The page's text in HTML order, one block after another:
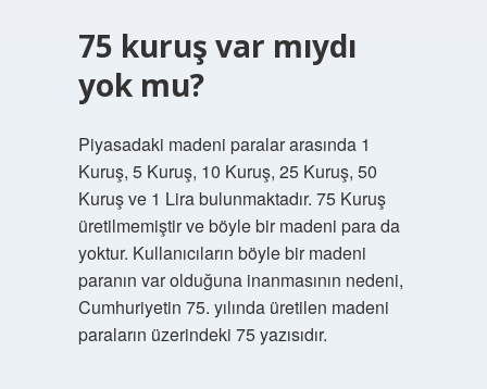
75 kuruş var mıydı
yok mu?
Piyasadaki madeni paralar arasında 1
Kuruş, 5 Kuruş, 10 Kuruş, 25 Kuruş, 50
Kuruş ve 1 Lira bulunmaktadır. 75 Kuruş
üretilmemiştir ve böyle bir madeni para da
yoktur. Kullanıcıların böyle bir madeni
paranın var olduğuna inanmasının nedeni,
Cumhuriyetin 75. yılında üretilen madeni
paraların üzerindeki 75 yazısıdır.